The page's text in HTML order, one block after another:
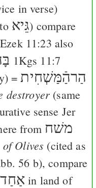
in verse)
גֵּיא) compare
Ezek 11:23 also
1Kgs 11:7
=הַרהַֿמַּשְׁחִית
destroyer (same
sense Jer
from משׁח
Olives (cited as
56 b), compare
in land of